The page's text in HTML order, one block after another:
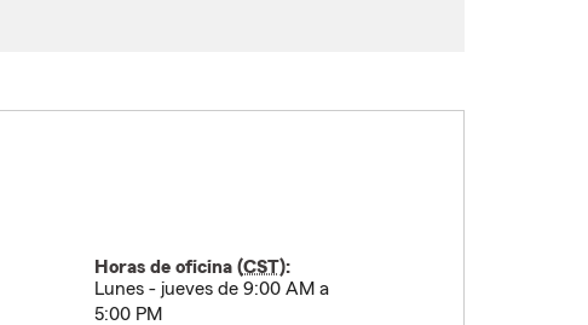
Horas de oficina (CST):
Lunes - jueves de 9:00 AM a
5:00 PM